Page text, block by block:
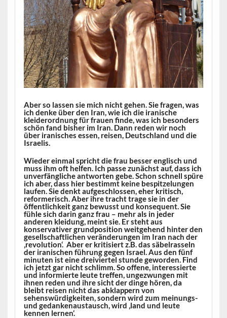
Aber so lassen sie mich nicht gehen. Sie fragen, was
ich denke über den Iran, wie ich die iranische
kleiderordnung für frauen finde, was ich besonders
schön fand bisher im Iran. Dann reden wir noch
über iranisches essen, reisen, Deutschland und die
Israelis.
Wieder einmal spricht die frau besser englisch und
muss ihm oft helfen. Ich passe zunächst auf, dass ich
unverfängliche antworten gebe. Schon schnell spüre
ich aber, dass hier bestimmt keine bespitzelungen
laufen. Sie denkt aufgeschlossen, eher kritisch,
reformerisch. Aber ihre tracht trage sie in der
öffentlichkeit ganz bewusst und konsequent. Sie
fühle sich darin ganz frau – mehr als in jeder
anderen kleidung, meint sie. Er steht aus
konservativer grundposition weitgehend hinter den
gesellschaftlichen veränderungen im Iran nach der
‚revolution‘. Aber er kritisiert z.B. das säbelrasseln
der iranischen führung gegen Israel. Aus den fünf
minuten ist eine dreiviertel stunde geworden. Find
ich jetzt gar nicht schlimm. So offene, interessierte
und informierte leute treffen, ungezwungen mit
ihnen reden und ihre sicht der dinge hören, da
bleibt reisen nicht das abklappern von
sehenswürdigkeiten, sondern wird zum meinungs-
und gedankenaustausch, wird ‚land und leute
kennen lernen‘.